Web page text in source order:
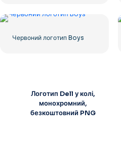
Червоний логотип Boys
Логотип Dell у колі,
монохромний,
безкоштовний PNG